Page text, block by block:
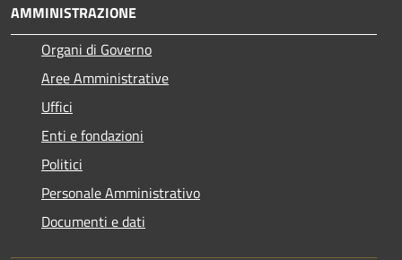
AMMINISTRAZIONE
Organi di Governo
Aree Amministrative
Uffici
Enti e fondazioni
Politici
Personale Amministrativo
Documenti e dati